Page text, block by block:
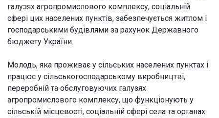
галузях агропромислового комплексу, соціальній
сфері цих населених пунктів, забезпечується житлом і
господарськими будівлями за рахунок Державного
бюджету України.
Молодь, яка проживає у сільських населених пунктах і
працює у сільськогосподарському виробництві,
переробній та обслуговуючих галузях
агропромислового комплексу, що функціонують у
сільській місцевості, соціальній сфері села та органах